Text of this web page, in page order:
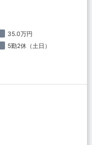
35.0万円
5勤2休（土日）